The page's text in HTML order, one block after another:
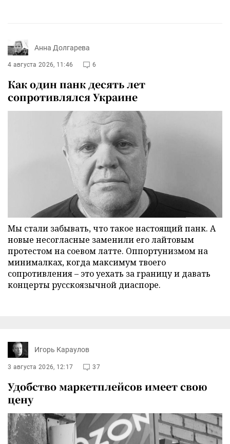
Анна Долгарева
4 августа 2026, 11:46 6
Как один панк десять лет
сопротивлялся Украине
Мы стали забывать, что такое настоящий панк. А
новые несогласные заменили его лайтовым
протестом на соевом латте. Оппортунизмом на
минималках, когда максимум твоего
сопротивления – это уехать за границу и давать
концерты русскоязычной диаспоре.
Игорь Караулов
3 августа 2026, 12:17 37
Удобство маркетплейсов имеет свою
цену